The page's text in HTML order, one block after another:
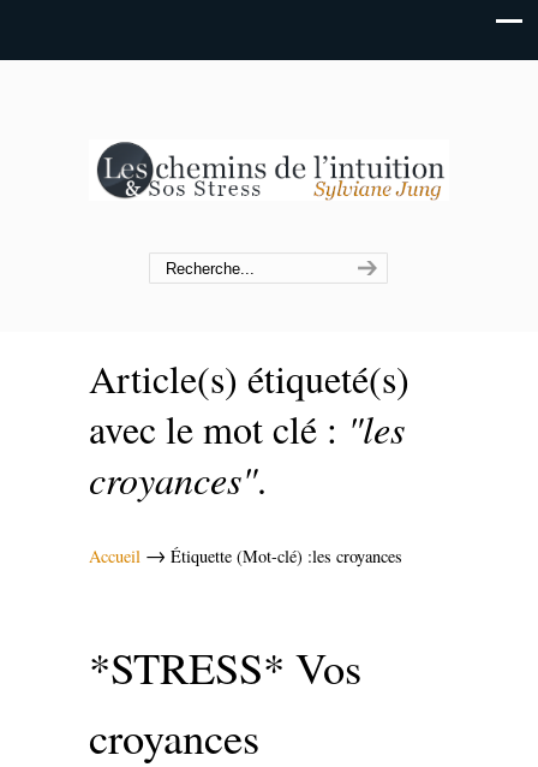
Article(s) étiqueté(s)
avec le mot clé : "les
croyances".
Accueil → Étiquette (Mot-clé) :les croyances
*STRESS* Vos
croyances